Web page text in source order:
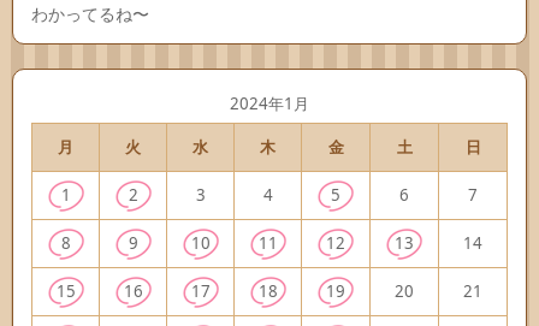
わかってるね〜
2024年1月
月
火 水 木 金 土 日
1 2 3 4 5 6 7
8 9 10 11 12 13 14
15 16 17 18 19 20 21